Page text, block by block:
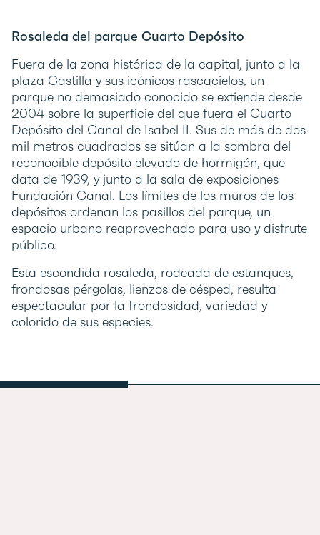
Rosaleda del parque Cuarto Depósito
Fuera de la zona histórica de la capital, junto a la
plaza Castilla y sus icónicos rascacielos, un
parque no demasiado conocido se extiende desde
2004 sobre la superficie del que fuera el Cuarto
Depósito del Canal de Isabel II. Sus de más de dos
mil metros cuadrados se sitúan a la sombra del
reconocible depósito elevado de hormigón, que
data de 1939, y junto a la sala de exposiciones
Fundación Canal. Los límites de los muros de los
depósitos ordenan los pasillos del parque, un
espacio urbano reaprovechado para uso y disfrute
público.
Esta escondida rosaleda, rodeada de estanques,
frondosas pérgolas, lienzos de césped, resulta
espectacular por la frondosidad, variedad y
colorido de sus especies.